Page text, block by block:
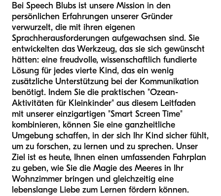
Bei Speech Blubs ist unsere Mission in den
persönlichen Erfahrungen unserer Gründer
verwurzelt, die mit ihren eigenen
Sprachherausforderungen aufgewachsen sind. Sie
entwickelten das Werkzeug, das sie sich gewünscht
hätten: eine freudvolle, wissenschaftlich fundierte
Lösung für jedes vierte Kind, das ein wenig
zusätzliche Unterstützung bei der Kommunikation
benötigt. Indem Sie die praktischen "Ozean-
Aktivitäten für Kleinkinder" aus diesem Leitfaden
mit unserer einzigartigen "Smart Screen Time"
kombinieren, können Sie eine ganzheitliche
Umgebung schaffen, in der sich Ihr Kind sicher fühlt,
um zu forschen, zu lernen und zu sprechen. Unser
Ziel ist es heute, Ihnen einen umfassenden Fahrplan
zu geben, wie Sie die Magie des Meeres in Ihr
Wohnzimmer bringen und gleichzeitig eine
lebenslange Liebe zum Lernen fördern können.